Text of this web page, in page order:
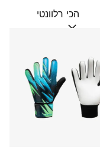
מיין לפי:(optional)